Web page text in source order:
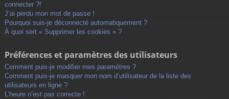
connecter ?!
J’ai perdu mon mot de passe !
Pourquoi suis-je déconnecté automatiquement ?
À quoi sert « Supprimer les cookies » ?
Préférences et paramètres des utilisateurs
Comment puis-je modifier mes paramètres ?
Comment puis-je masquer mon nom d’utilisateur de la liste des
utilisateurs en ligne ?
L’heure n’est pas correcte !